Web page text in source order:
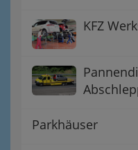
KFZ
Parkhäuser